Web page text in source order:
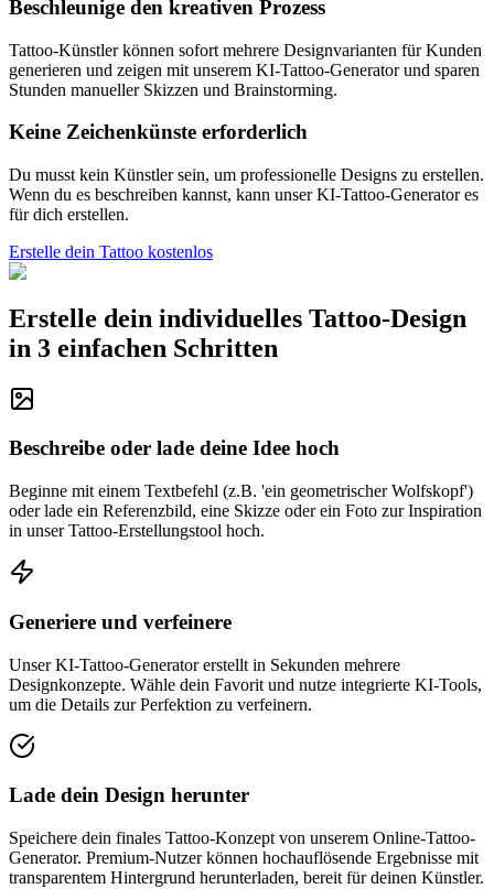
Beschleunige den kreativen Prozess
Tattoo-Künstler können sofort mehrere Designvarianten für Kunden
generieren und zeigen mit unserem KI-Tattoo-Generator und sparen
Stunden manueller Skizzen und Brainstorming.
Keine Zeichenkünste erforderlich
Du musst kein Künstler sein, um professionelle Designs zu erstellen.
Wenn du es beschreiben kannst, kann unser KI-Tattoo-Generator es
für dich erstellen.
Erstelle dein Tattoo kostenlos
Erstelle dein individuelles Tattoo-Design
in 3 einfachen Schritten
Beschreibe oder lade deine Idee hoch
Beginne mit einem Textbefehl (z.B. 'ein geometrischer Wolfskopf')
oder lade ein Referenzbild, eine Skizze oder ein Foto zur Inspiration
in unser Tattoo-Erstellungstool hoch.
Generiere und verfeinere
Unser KI-Tattoo-Generator erstellt in Sekunden mehrere
Designkonzepte. Wähle dein Favorit und nutze integrierte KI-Tools,
um die Details zur Perfektion zu verfeinern.
Lade dein Design herunter
Speichere dein finales Tattoo-Konzept von unserem Online-Tattoo-
Generator. Premium-Nutzer können hochauflösende Ergebnisse mit
transparentem Hintergrund herunterladen, bereit für deinen Künstler.